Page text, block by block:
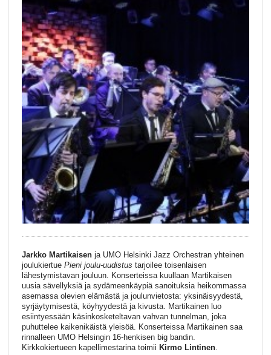
Jarkko Martikaisenja UMO Helsinki Jazz Orchestran yhteinen
joulukiertue Pieni joulu-uudistus tarjoilee toisenlaisen
lähestymistavan jouluun. Konserteissa kuullaan Martikaisen
uusia sävellyksiä ja sydämeenkäypiä sanoituksia heikommassa
asemassa olevien elämästä ja joulunvietosta: yksinäisyydestä,
syrjäytymisestä, köyhyydestä ja kivusta. Martikainen luo
esiintyessään käsinkosketeltavan vahvan tunnelman, joka
puhuttelee kaikenikäistä yleisöä. Konserteissa Martikainen saa
rinnalleen UMO Helsingin 16-henkisen big bandin.
Kirkkokiertueen kapellimestarina toimii Kirmo Lintinen.